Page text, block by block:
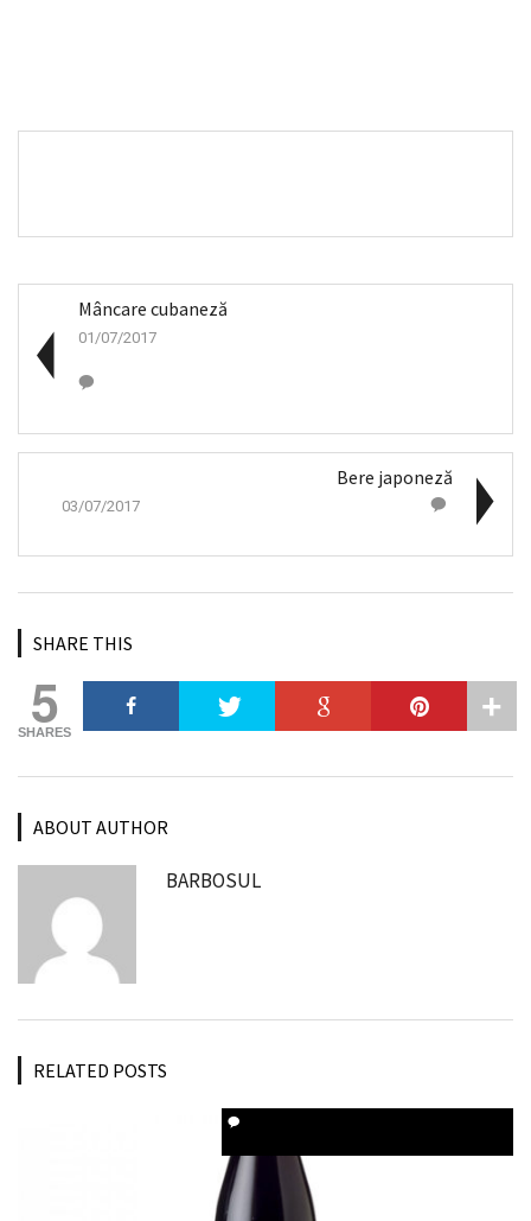
Mâncare cubaneză
01/07/2017
Bere japoneză
03/07/2017
SHARE THIS
5
SHARES
ABOUT AUTHOR
BARBOSUL
RELATED POSTS